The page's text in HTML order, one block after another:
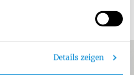
Details zeigen